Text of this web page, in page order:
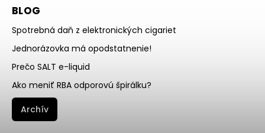
BLOG
Spotrebná daň z elektronických cigariet
Jednorázovka má opodstatnenie!
Prečo SALT e-liquid
Ako meniť RBA odporovú špirálku?
Archív